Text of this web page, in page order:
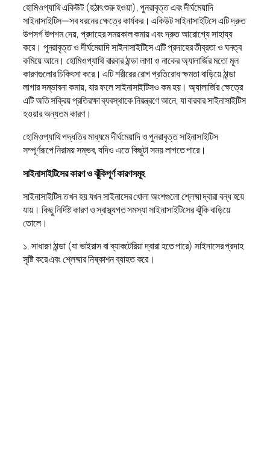
হোমিওপ্যাথি একিউট (হঠাৎ শুরু হওয়া), পুনরাবৃত্ত এবং দীর্ঘমেয়াদি
সাইনাসাইটিস—সব ধরনের ক্ষেত্রে কার্যকর। একিউট সাইনাসাইটিসে এটি দ্রুত
উপসর্গ উপশম দেয়, প্রদাহের সময়কাল কমায় এবং দ্রুত আরোগ্যে সাহায্য
করে। পুনরাবৃত্ত ও দীর্ঘমেয়াদি সাইনাসাইটিসে এটি প্রদাহের তীব্রতা ও ঘনত্ব
কমিয়ে আনে। হোমিওপ্যাথি বারবার ঠান্ডা লাগা ও নাকের অ্যালার্জির মতো মূল
কারণগুলোর চিকিৎসা করে। এটি শরীরের রোগ প্রতিরোধ ক্ষমতা বাড়িয়ে ঠান্ডা
লাগার সম্ভাবনা কমায়, যার ফলে সাইনাসাইটিসও কম হয়। অ্যালার্জির ক্ষেত্রে
এটি অতি সক্রিয় প্রতিরক্ষা ব্যবস্থাকে নিয়ন্ত্রণে আনে, যা বারবার সাইনাসাইটিস
হওয়ার অন্যতম কারণ।
হোমিওপ্যাথি পদ্ধতির মাধ্যমে দীর্ঘমেয়াদি ও পুনরাবৃত্ত সাইনাসাইটিস
সম্পূর্ণরূপে নিরাময় সম্ভব, যদিও এতে কিছুটা সময় লাগতে পারে।
সাইনাসাইটিসের কারণ ও ঝুঁকিপূর্ণ কারণসমূহ
সাইনাসাইটিস তখন হয় যখন সাইনাসের খোলা অংশগুলো শ্লেষ্মা দ্বারা বন্ধ হয়ে
যায়। কিছু নির্দিষ্ট কারণ ও স্বাস্থ্যগত সমস্যা সাইনাসাইটিসের ঝুঁকি বাড়িয়ে
তোলে।
১. সাধারণ ঠান্ডা (যা ভাইরাস বা ব্যাকটেরিয়া দ্বারা হতে পারে) সাইনাসের প্রদাহ
সৃষ্টি করে এবং শ্লেষ্মার নিষ্কাশন ব্যাহত করে।